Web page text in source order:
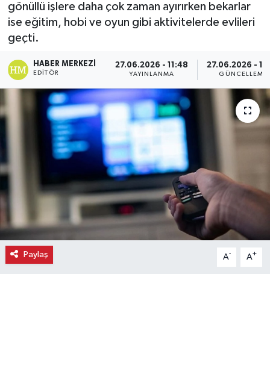
gönüllü işlere daha çok zaman ayırırken bekarlar
ise eğitim, hobi ve oyun gibi aktivitelerde evlileri
geçti.
HABER MERKEZI
EDITÖR
27.06.2026 - 11:48
YAYINLANMA
27.06.2026 -
GÜNCELLEME
Paylaş A- A+
Dünya
Eğitim
Ekonomi
Eleman
Emlak
Gurme
Haber
İlçe Haberleri
Son Dakika Haberleri
Haber Arşivi